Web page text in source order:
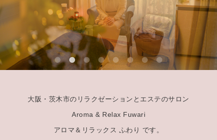
大阪・茨木市のリラクゼーションとエステのサロン
Aroma & Relax Fuwari
アロマ＆リラックス ふわり です。